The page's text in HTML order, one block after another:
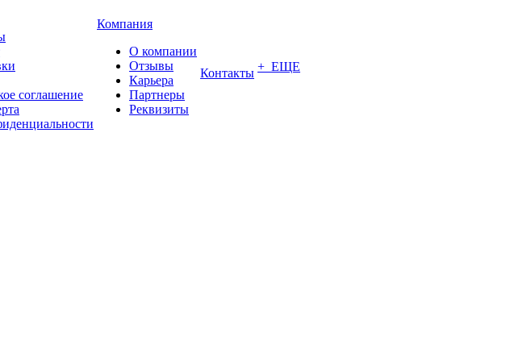
соглашение
Компания
О компании
Отзывы
Карьера
Партнеры
Реквизиты
Контакты + ЕЩЕ